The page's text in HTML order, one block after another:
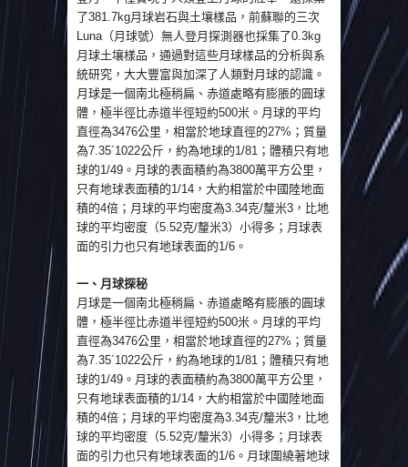
了381.7kg月球岩石與土壤樣品，前蘇聯的三次
Luna（月球號）無人登月探測器也採集了0.3kg
月球土壤樣品，通過對這些月球樣品的分析與系
統研究，大大豐富與加深了人類對月球的認識。
月球是一個南北極稍扁、赤道處略有膨脹的圓球
體，極半徑比赤道半徑短約500米。月球的平均
直徑為3476公里，相當於地球直徑的27%；質量
為7.35´1022公斤，約為地球的1/81；體積只有地
球的1/49。月球的表面積約為3800萬平方公里，
只有地球表面積的1/14，大約相當於中國陸地面
積的4倍；月球的平均密度為3.34克/釐米3，比地
球的平均密度（5.52克/釐米3）小得多；月球表
面的引力也只有地球表面的1/6。
一、月球探秘
月球是一個南北極稍扁、赤道處略有膨脹的圓球
體，極半徑比赤道半徑短約500米。月球的平均
直徑為3476公里，相當於地球直徑的27%；質量
為7.35´1022公斤，約為地球的1/81；體積只有地
球的1/49。月球的表面積約為3800萬平方公里，
只有地球表面積的1/14，大約相當於中國陸地面
積的4倍；月球的平均密度為3.34克/釐米3，比地
球的平均密度（5.52克/釐米3）小得多；月球表
面的引力也只有地球表面的1/6。 月球圍繞著地球